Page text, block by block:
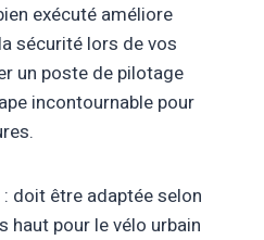
exécuté améliore
sécurité lors de vos
un poste de pilotage
incontournable pour
: doit être adaptée selon
haut pour le vélo urbain